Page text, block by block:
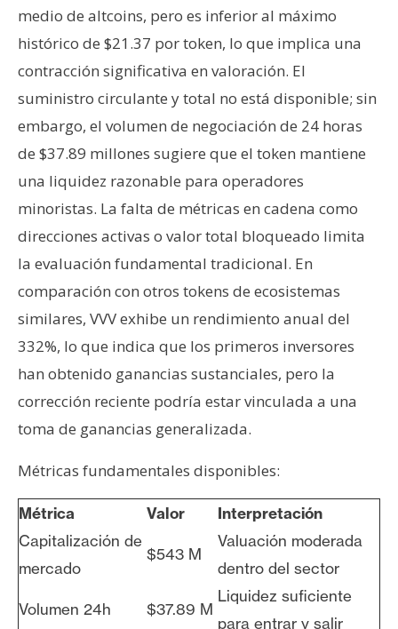
medio de altcoins, pero es inferior al máximo
histórico de $21.37 por token, lo que implica una
contracción significativa en valoración. El
suministro circulante y total no está disponible; sin
embargo, el volumen de negociación de 24 horas
de $37.89 millones sugiere que el token mantiene
una liquidez razonable para operadores
minoristas. La falta de métricas en cadena como
direcciones activas o valor total bloqueado limita
la evaluación fundamental tradicional. En
comparación con otros tokens de ecosistemas
similares, VVV exhibe un rendimiento anual del
332%, lo que indica que los primeros inversores
han obtenido ganancias sustanciales, pero la
corrección reciente podría estar vinculada a una
toma de ganancias generalizada.
Métricas fundamentales disponibles:
Métrica Valor
Interpretación
Capitalización de
mercado
$543 M
Valuación moderada
dentro del sector
Volumen 24h $37.89 M
Liquidez suficiente
para entrar y salir